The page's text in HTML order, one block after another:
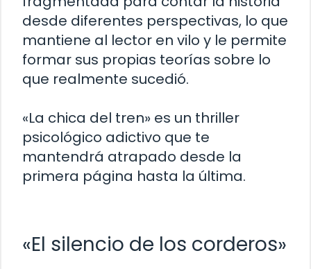
desde diferentes perspectivas, lo que
mantiene al lector en vilo y le permite
formar sus propias teorías sobre lo
que realmente sucedió.
«La chica del tren» es un thriller
psicológico adictivo que te
mantendrá atrapado desde la
primera página hasta la última.
«El silencio de los corderos»